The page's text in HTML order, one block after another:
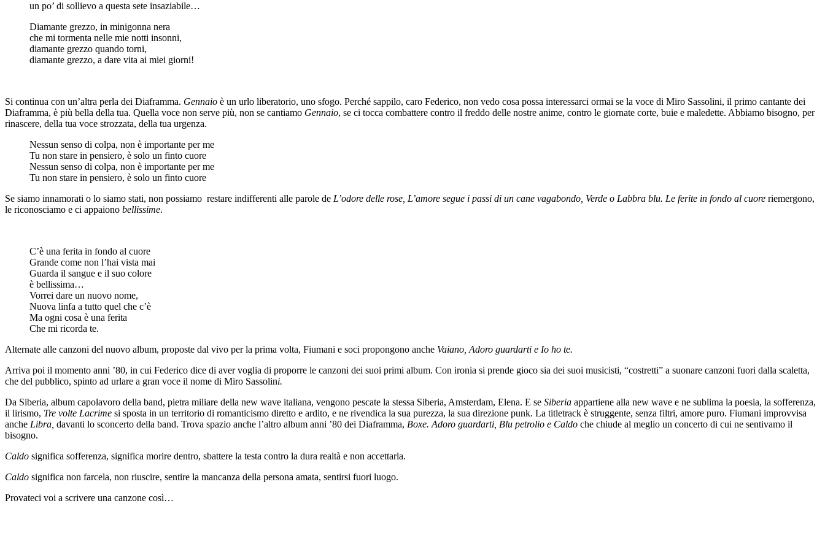
un po’ di sollievo a questa sete insaziabile…
Diamante grezzo, in minigonna nera
che mi tormenta nelle mie notti insonni,
diamante grezzo quando torni,
diamante grezzo, a dare vita ai miei giorni!
Si continua con un’altra perla dei Diaframma. Gennaio è un urlo liberatorio, uno sfogo. Perché sappilo, caro Federico, non vedo cosa possa interessarci ormai se la voce di Miro Sassolini, il primo cantante dei
Diaframma, è più bella della tua. Quella voce non serve più, non se cantiamo Gennaio, se ci tocca combattere contro il freddo delle nostre anime, contro le giornate corte, buie e maledette. Abbiamo bisogno, per
rinascere, della tua voce strozzata, della tua urgenza.
Nessun senso di colpa, non è importante per me
Tu non stare in pensiero, è solo un finto cuore
Nessun senso di colpa, non è importante per me
Tu non stare in pensiero, è solo un finto cuore
Se siamo innamorati o lo siamo stati, non possiamo restare indifferenti alle parole de L’odore delle rose, L’amore segue i passi di un cane vagabondo, Verde o Labbra blu. Le ferite in fondo al cuore riemergono,
le riconosciamo e ci appaiono bellissime.
C’è una ferita in fondo al cuore
Grande come non l’hai vista mai
Guarda il sangue e il suo colore
è bellissima…
Vorrei dare un nuovo nome,
Nuova linfa a tutto quel che c’è
Ma ogni cosa è una ferita
Che mi ricorda te.
Alternate alle canzoni del nuovo album, proposte dal vivo per la prima volta, Fiumani e soci propongono anche Vaiano, Adoro guardarti e Io ho te.
Arriva poi il momento anni ’80, in cui Federico dice di aver voglia di proporre le canzoni dei suoi primi album. Con ironia si prende gioco sia dei suoi musicisti, “costretti” a suonare canzoni fuori dalla scaletta,
che del pubblico, spinto ad urlare a gran voce il nome di Miro Sassolini.
Da Siberia, album capolavoro della band, pietra miliare della new wave italiana, vengono pescate la stessa Siberia, Amsterdam, Elena. E se Siberia appartiene alla new wave e ne sublima la poesia, la sofferenza,
il lirismo, Tre volte Lacrime si sposta in un territorio di romanticismo diretto e ardito, e ne rivendica la sua purezza, la sua direzione punk. La titletrack è struggente, senza filtri, amore puro. Fiumani improvvisa
anche Libra, davanti lo sconcerto della band. Trova spazio anche l’altro album anni ’80 dei Diaframma, Boxe. Adoro guardarti, Blu petrolio e Caldo che chiude al meglio un concerto di cui ne sentivamo il
bisogno.
Caldo significa sofferenza, significa morire dentro, sbattere la testa contro la dura realtà e non accettarla.
Caldo significa non farcela, non riuscire, sentire la mancanza della persona amata, sentirsi fuori luogo.
Provateci voi a scrivere una canzone così…